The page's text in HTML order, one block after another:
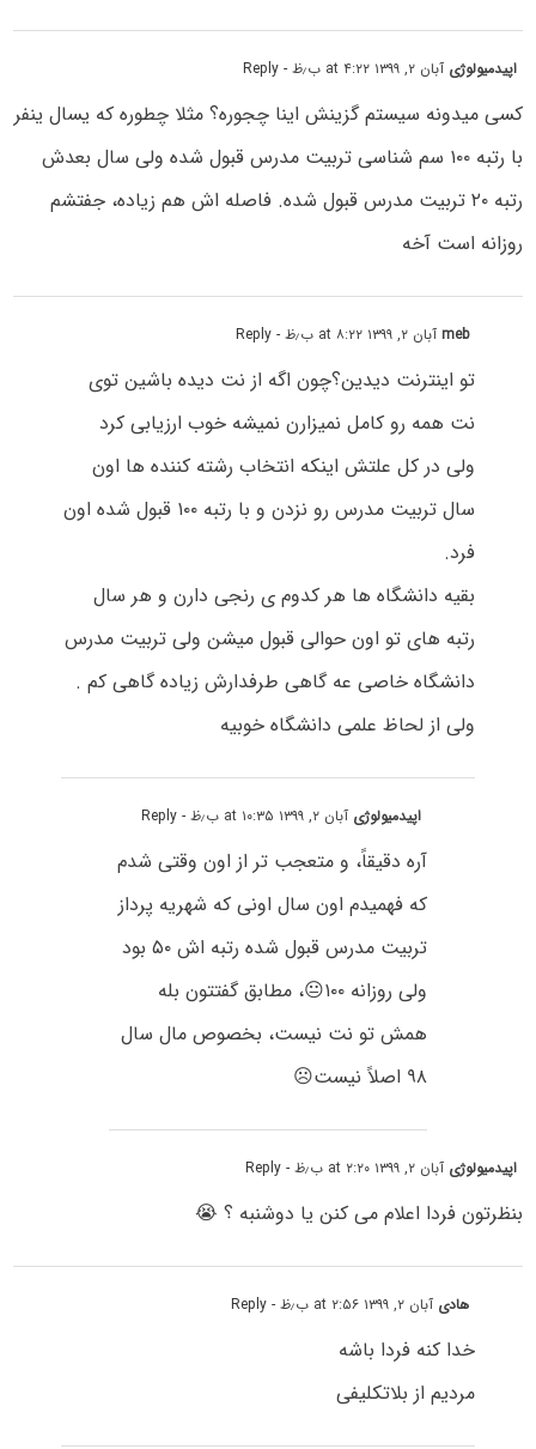
اپیدمیولوژی آبان ۲, ۱۳۹۹ at ۴:۲۲ ب٫ظ - Reply
کسی میدونه سیستم گزینش اینا چجورہ؟ مثلا چطورہ که یسال ینفر
با رتبه ۱۰۰ سم شناسی تربیت مدرس قبول شدہ ولی سال بعدش
رتبه ۲۰ تربیت مدرس قبول شدہ. فاصله اش ھم زیادہ، جفتشم
روزانه است آخه
mebآبان ۲, ۱۳۹۹ at ۸:۲۲ ب٫ظ - Reply
تو اینترنت دیدین؟چون اگه از نت دیده باشین توی
نت همه رو کامل نمیزارن نمیشه خوب ارزیابی کرد
ولی در کل علتش اینکه انتخاب رشته کننده ها اون
سال تربیت مدرس رو نزدن و با رتبه ۱۰۰ قبول شده اون
فرد.
بقیه دانشگاه ها هر کدوم ی رنجی دارن و هر سال
رتبه های تو اون حوالی قبول میشن ولی تربیت مدرس
دانشگاه خاصی عه گاهی طرفدارش زیاده گاهی کم .
ولی از لحاظ علمی دانشگاه خوبیه
اپیدمیولوژی آبان ۲, ۱۳۹۹ at ۱۰:۳۵ ب٫ظ - Reply
آرہ دقیقاً، و متعجب تر از اون وقتی شدم
که فھمیدم اون سال اونی که شھریه پرداز
تربیت مدرس قبول شدہ رتبه اش ۵۰ بود
ولی روزانه ۱۰۰😐، مطابق گفتتون بله
ھمش تو نت نیست، بخصوص مال سال
۹۸ اصلاً نیست☹️
اپیدمیولوژی آبان ۲, ۱۳۹۹ at ۲:۲۰ ب٫ظ - Reply
بنظرتون فردا اعلام می کنن یا دوشنبه ؟ 😭
هادی آبان ۲, ۱۳۹۹ at ۲:۵۶ ب٫ظ - Reply
خدا کنه فردا باشه
مردیم از بلاتکلیفی